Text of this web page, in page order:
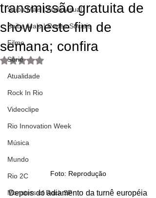
Saiba Mais | Audiovisual
Saiba Mais | Redes Sociais
Filme
Série
Atualidade
Rock In Rio
Videoclipe
Rio Innovation Week
Música
Mundo
Rio 2C
Monsters of Rock SP
transmissão gratuita de
show neste fim de
semana; confira
Avaliado com NaN de 5 estrelas.
Foto: Reprodução
Depois do adiamento da turnê européia